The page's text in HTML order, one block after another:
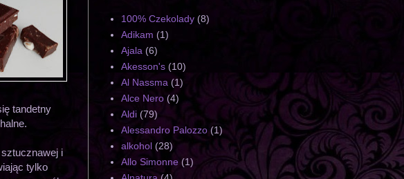
tandetny
i
tylko
100% Czekolady (8)
Adikam (1)
Ajala (6)
Akesson's (10)
Al Nassma (1)
Alce Nero (4)
Aldi (79)
Alessandro Palozzo (1)
alkohol (28)
Allo Simonne (1)